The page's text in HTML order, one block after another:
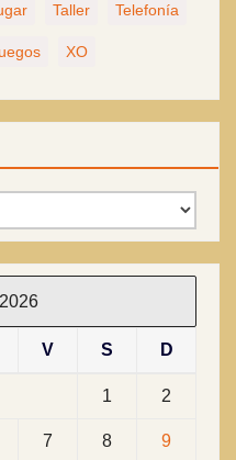
Taller Telefonía
XO
V S D
1 2
7 8 9